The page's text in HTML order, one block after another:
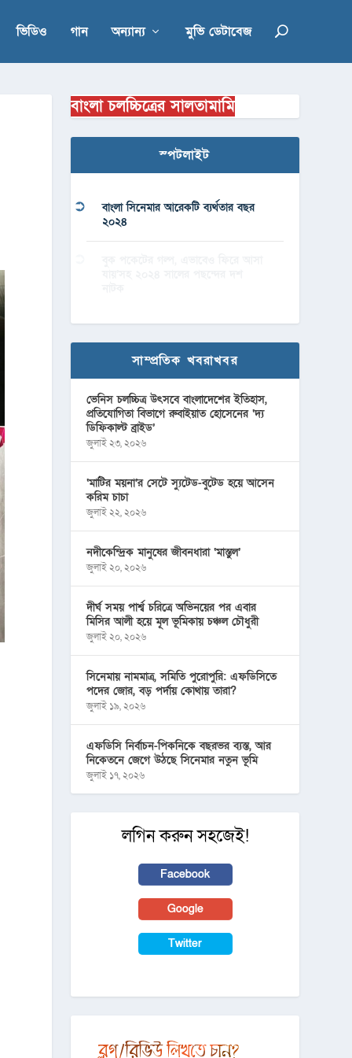
ভিডিও গান অন্যান্য মুভি ডেটাবেজ
বাংলা চলচ্চিত্রের সালতামামি
স্পটলাইট
বাংলা সিনেমার আরেকটি ব্যর্থতার বছর
২০২৪
সাম্প্রতিক খবরাখবর
ভেনিস চলচ্চিত্র উৎসবে বাংলাদেশের ইতিহাস,
প্রতিযোগিতা বিভাগে রুবাইয়াত হোসেনের ‘দ্য
ডিফিকাল্ট ব্রাইড’
জুলাই ২৩, ২০২৬
‘মাটির ময়না’র সেটে স্যুটেড-বুটেড হয়ে আসেন
করিম চাচা
জুলাই ২২, ২০২৬
নদীকেন্দ্রিক মানুষের জীবনধারা ‘মাস্তুল’
জুলাই ২০, ২০২৬
দীর্ঘ সময় পার্শ্ব চরিত্রে অভিনয়ের পর এবার
মিসির আলী হয়ে মূল ভূমিকায় চঞ্চল চৌধুরী
জুলাই ২০, ২০২৬
সিনেমায় নামমাত্র, সমিতি পুরোপুরি: এফডিসিতে
পদের জোর, বড় পর্দায় কোথায় তারা?
জুলাই ১৯, ২০২৬
এফডিসি নির্বাচন-পিকনিকে বছরভর ব্যস্ত, আর
নিকেতনে জেগে উঠছে সিনেমার নতুন ভূমি
জুলাই ১৭, ২০২৬
লগিন করুন সহজেই!
Facebook
Google
Twitter